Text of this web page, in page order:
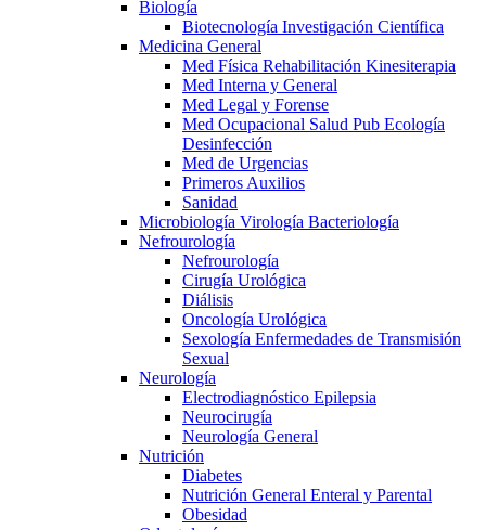
Biología
Biotecnología Investigación Científica
Medicina General
Med Física Rehabilitación Kinesiterapia
Med Interna y General
Med Legal y Forense
Med Ocupacional Salud Pub Ecología
Desinfección
Med de Urgencias
Primeros Auxilios
Sanidad
Microbiología Virología Bacteriología
Nefrourología
Nefrourología
Cirugía Urológica
Diálisis
Oncología Urológica
Sexología Enfermedades de Transmisión
Sexual
Neurología
Electrodiagnóstico Epilepsia
Neurocirugía
Neurología General
Nutrición
Diabetes
Nutrición General Enteral y Parental
Obesidad